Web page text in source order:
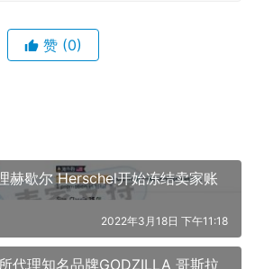
赞 (0)
赫歇尔 Herschel开始冻结卖家账
2022年3月18日 下午11:18
代理知名品牌GODZILLA 哥斯拉